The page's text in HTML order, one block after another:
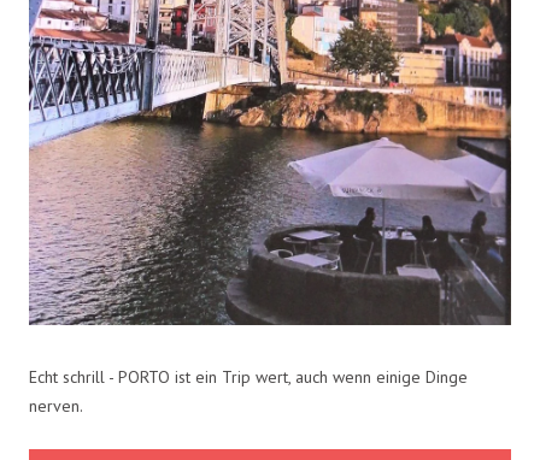
Echt schrill - PORTO ist ein Trip wert, auch wenn einige Dinge
nerven.